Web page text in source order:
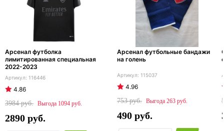
Арсенал футболка
лимитированная специальная
2022-2023
116446
4.86
3984
1094
2890
Арсенал футбольные бандажи
на голень
115037
4.96
753
263
490